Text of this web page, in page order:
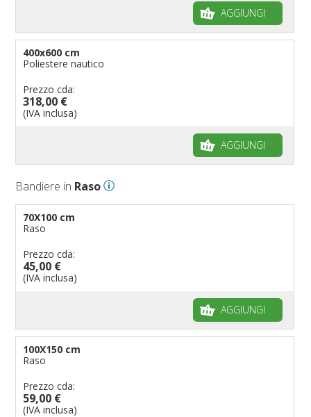
AGGIUNGI
400x600 cm
Poliestere nautico
Prezzo cda:
318,00 €
(IVA inclusa)
AGGIUNGI
Bandiere in Raso
70X100 cm
Raso
Prezzo cda:
45,00 €
(IVA inclusa)
AGGIUNGI
100X150 cm
Raso
Prezzo cda:
59,00 €
(IVA inclusa)